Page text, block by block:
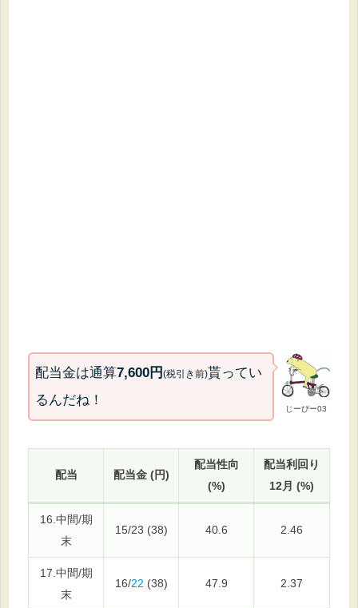
じーぴー03
配当金は通算7,600円 (税引き前)貰ってい
るんだね！
配当 配当金 (円)
配当性向
(%)
配当利回り
12月 (%)
16.中間/期
末
15/23 (38) 40.6 2.46
17.中間/期
末
16/22 (38) 47.9 2.37